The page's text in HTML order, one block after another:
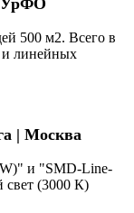
УрФО
500 м2. Всего в
и линейных
| Москва
и "SMD-Line-
(3000 К)